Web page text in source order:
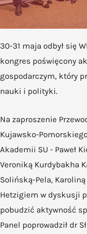
30-31 maja odbył się
kongres poświęcony
gospodarczym, który
nauki i polityki.
Na zaproszenie
Kujawsko-
Akademii SU - Paweł
Veroniką Kurdybakha
Solińską-Pela,
Hetzigiem w dyskusji
pobudzić aktywność
Panel poprowadził dr